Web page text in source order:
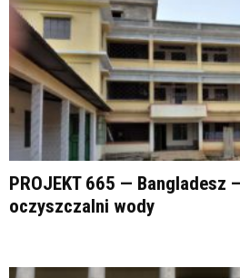
PROJEKT 665 — Bangladesz
oczyszczalni wody